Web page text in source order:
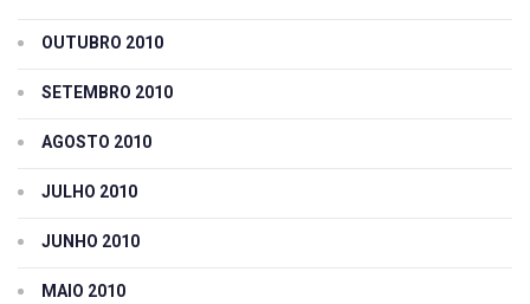
OUTUBRO 2010
SETEMBRO 2010
AGOSTO 2010
JULHO 2010
JUNHO 2010
MAIO 2010